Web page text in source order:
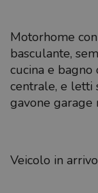
Motorhome
basculante,
cucina e bagno
centrale, e letti
gavone garage
Veicolo in